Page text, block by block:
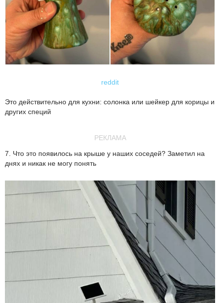
reddit
Это действительно для кухни: солонка или шейкер для корицы и
других специй
РЕКЛАМА
7. Что это появилось на крыше у наших соседей? Заметил на
днях и никак не могу понять